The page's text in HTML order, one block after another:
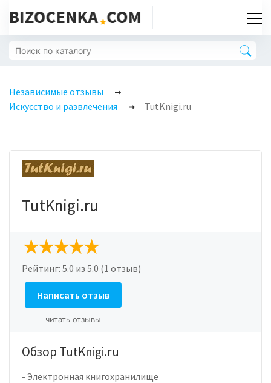
Независимые отзывы
Искусство и развлечения
TutKnigi.ru
TutKnigi.ru
Рейтинг: 5.0 из 5.0 (1 отзыв)
Написать отзыв
читать отзывы
Обзор TutKnigi.ru
- Электронная книгохранилище